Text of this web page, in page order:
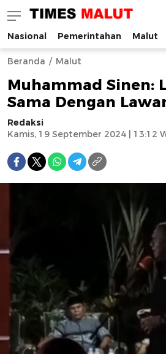
Times Malut
Berita Maluku Utara Terbaru
Nasional Pemerintahan Malut
Beranda Malut
Muhammad Sinen:
Sama Dengan
Redaksi
Kamis, 19 September 2024 | 13:12